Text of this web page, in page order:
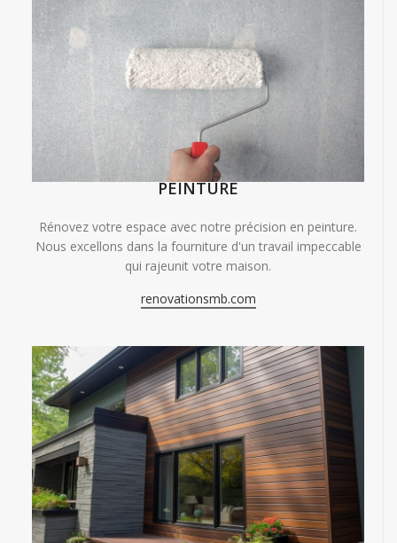
PEINTURE
Rénovez votre espace avec notre précision en peinture.
Nous excellons dans la fourniture d'un travail impeccable
qui rajeunit votre maison.
renovationsmb.com